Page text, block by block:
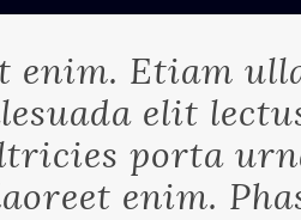
Etiam
elit
porta
enim.